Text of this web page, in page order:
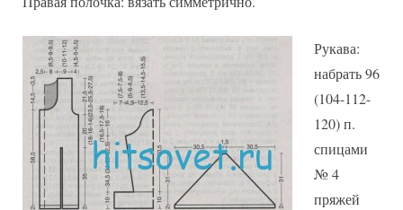
Рукава:
набрать 96
(104-112-
120) п.
спицами
№ 4
пряжей